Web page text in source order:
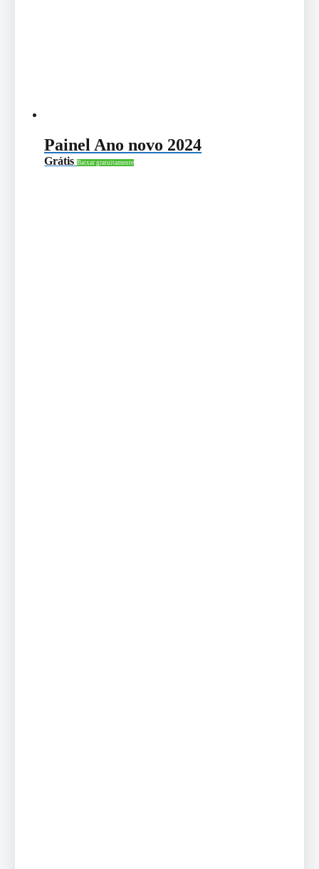
Painel Ano novo 2024
Grátis Baixar gratuitamente